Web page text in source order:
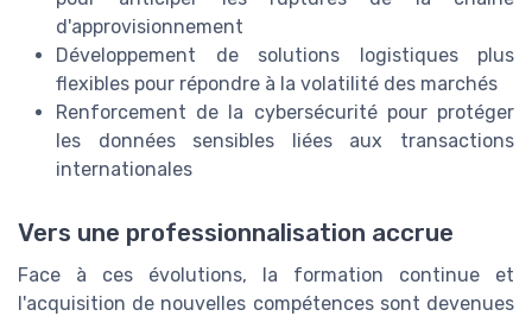
d'approvisionnement
Développement de solutions logistiques plus
flexibles pour répondre à la volatilité des marchés
Renforcement de la cybersécurité pour protéger
les données sensibles liées aux transactions
internationales
Vers une professionnalisation accrue
Face à ces évolutions, la formation continue et
l'acquisition de nouvelles compétences sont devenues